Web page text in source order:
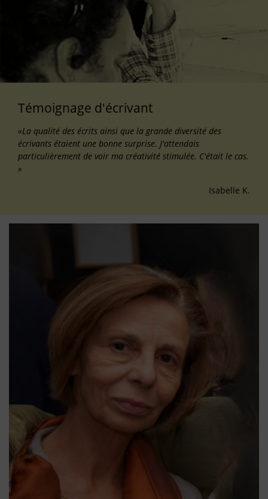
Témoignage d'écrivant
«La qualité des écrits ainsi que la grande diversité des
écrivants étaient une bonne surprise. J'attendais
particulièrement de voir ma créativité stimulée. C'était le cas.
»
Isabelle K.